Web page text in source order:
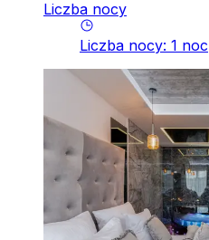
Liczba nocy
Liczba nocy: 1 noc